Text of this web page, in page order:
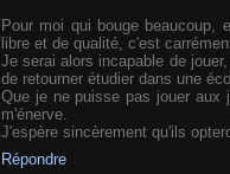
Pour moi qui bouge
libre et de qualité, c'est
Je serai alors incapable de
de retourner étudier dans une
Que je ne puisse pas jouer aux
m'énerve.
J'espère sincèrement qu'ils
Répondre